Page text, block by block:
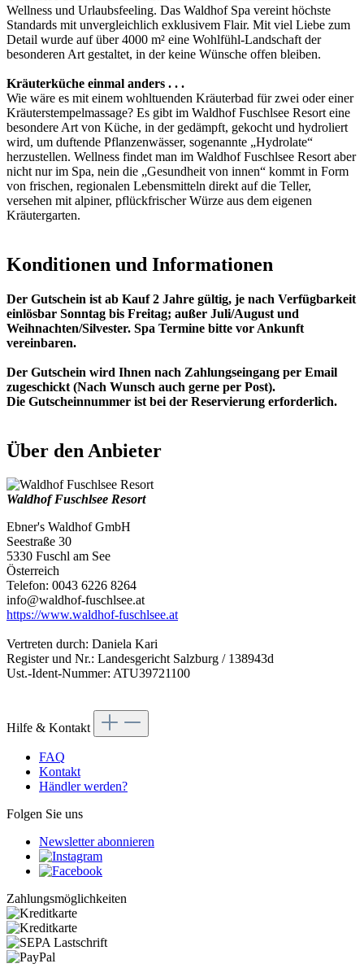
Wellness und Urlaubsfeeling. Das Waldhof Spa vereint höchste
Standards mit unvergleichlich exklusivem Flair. Mit viel Liebe zum
Detail wurde auf über 4000 m² eine Wohlfühl-Landschaft der
besonderen Art gestaltet, in der keine Wünsche offen bleiben.
Kräuterküche einmal anders . . .
Wie wäre es mit einem wohltuenden Kräuterbad für zwei oder einer
Kräuterstempelmassage? Es gibt im Waldhof Fuschlsee Resort eine
besondere Art von Küche, in der gedämpft, gekocht und hydroliert
wird, um duftende Pflanzenwässer, sogenannte „Hydrolate“
herzustellen. Wellness findet man im Waldhof Fuschlsee Resort aber
nicht nur im Spa, nein die „Gesundheit von innen“ kommt in Form
von frischen, regionalen Lebensmitteln direkt auf die Teller,
versehen mit alpiner, pflückfrischer Würze aus dem eigenen
Kräutergarten.
Konditionen und Informationen
Der Gutschein ist ab Kauf 2 Jahre gültig, je nach Verfügbarkeit
einlösbar Sonntag bis Freitag; außer Juli/August und
Weihnachten/Silvester. Spa Termine bitte vor Ankunft
vereinbaren.
Der Gutschein wird Ihnen nach Zahlungseingang per Email
zugeschickt (Nach Wunsch auch gerne per Post).
Die Gutscheinnummer ist bei der Reservierung erforderlich.
Über den Anbieter
Waldhof Fuschlsee Resort
Ebner's Waldhof GmbH
Seestraße 30
5330 Fuschl am See
Österreich
Telefon: 0043 6226 8264
info@waldhof-fuschlsee.at
https://www.waldhof-fuschlsee.at
Vertreten durch: Daniela Kari
Register und Nr.: Landesgericht Salzburg / 138943d
Ust.-Ident-Nummer: ATU39721100
Hilfe & Kontakt
FAQ
Kontakt
Händler werden?
Folgen Sie uns
Newsletter abonnieren
Zahlungsmöglichkeiten